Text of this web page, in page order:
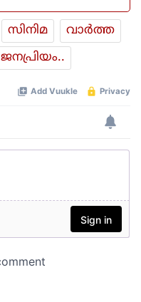
സിനിമ
വാര്‍ത്ത
ജനപ്രിയം..